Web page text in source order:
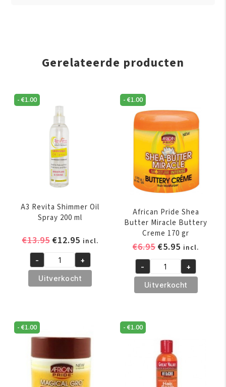
Gerelateerde producten
-€1.00
A3 Revita Shimmer Oil
Spray 200 ml
€13.95 Oorspronkelijke
was:
€13.95.
€12.95Huidige
prijs
is:
€12.95.
incl.
A3
Revita
Shimmer
200
ml
- +
Uitverkocht
-€1.00
African Pride Shea
Butter Miracle Buttery
Creme 170 gr
€6.95
was:
€6.95.
€5.95 Huidige
prijs
is:
€5.95.
incl.
African
Pride
Shea
Miracle
Buttery
aantal
- +
Uitverkocht
-€1.00 -€1.00